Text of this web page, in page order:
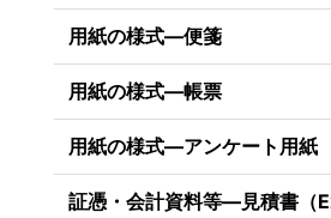
用紙の様式―便箋
用紙の様式―帳票
用紙の様式―アンケート用紙
証憑・会計資料等―見積書（